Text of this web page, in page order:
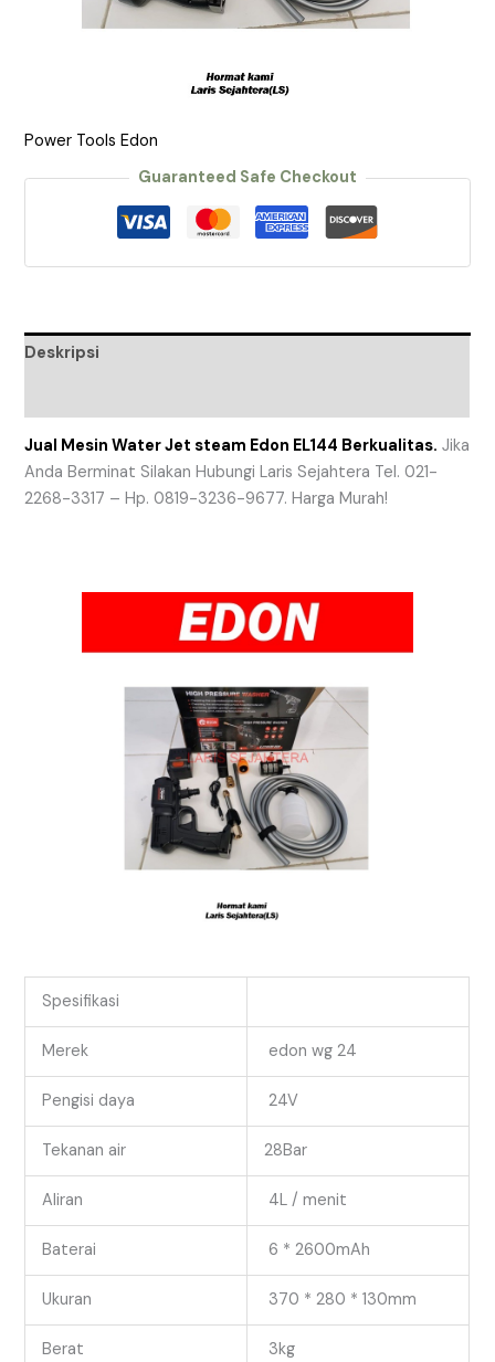
Power Tools Edon
Guaranteed Safe Checkout
Deskripsi
Jual Mesin Water Jet steam Edon EL144 Berkualitas. Jika
Anda Berminat Silakan Hubungi Laris Sejahtera Tel. 021-
2268-3317 – Hp. 0819-3236-9677. Harga Murah!
Spesifikasi
Merek edon wg 24
Pengisi daya 24V
Tekanan air 28Bar
Aliran 4L / menit
Baterai 6 * 2600mAh
Ukuran 370 * 280 * 130mm
Berat 3kg